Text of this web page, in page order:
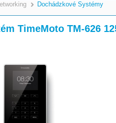
>
Dochádzkové Systémy
TimeMoto TM-626